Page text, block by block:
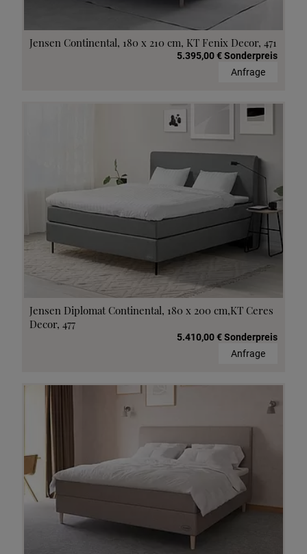
Jensen Continental, 180 x 210 cm, KT Fenix Decor, 471
5.395,00 € Sonderpreis
Anfrage
Jensen Diplomat Continental, 180 x 200 cm,KT Ceres
Decor, 477
5.410,00 € Sonderpreis
Anfrage